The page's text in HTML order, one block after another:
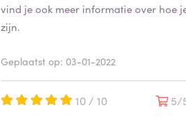
vind je ook meer informatie over hoe
zijn.
Geplaatst op: 03-01-2022
10 / 10 5/